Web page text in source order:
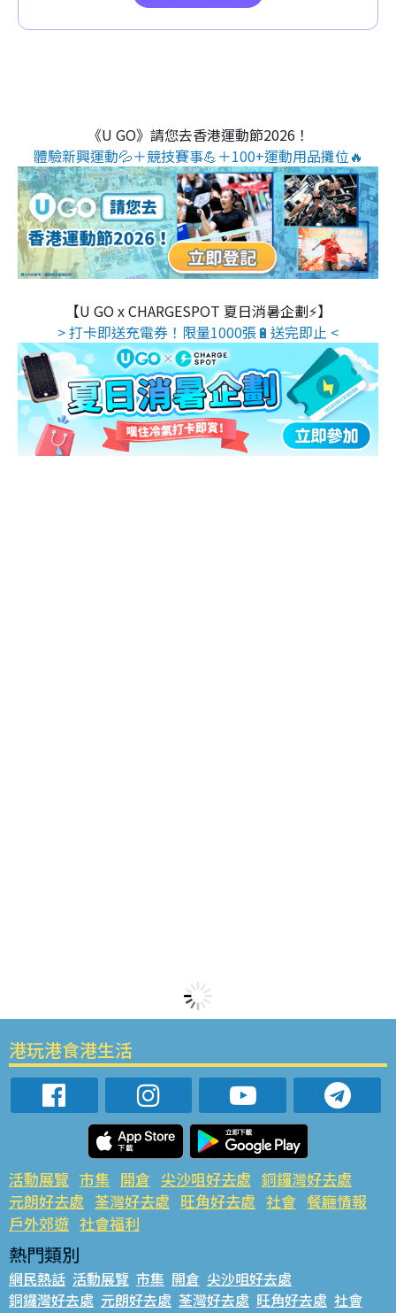
《U GO》請您去香港運動節2026！
體驗新興運動💦＋競技賽事💪＋100+運動用品攤位🔥
【U GO x CHARGESPOT 夏日消暑企劃⚡】
> 打卡即送充電券！限量1000張🔋送完即止 <
港玩港食港生活
活動展覽 市集 開倉 尖沙咀好去處 銅鑼灣好去處
元朗好去處 荃灣好去處 旺角好去處 社會 餐廳情報
戶外郊遊 社會福利
熱門類別
網民熱話 活動展覽 市集 開倉 尖沙咀好去處
銅鑼灣好去處 元朗好去處 荃灣好去處 旺角好去處 社會